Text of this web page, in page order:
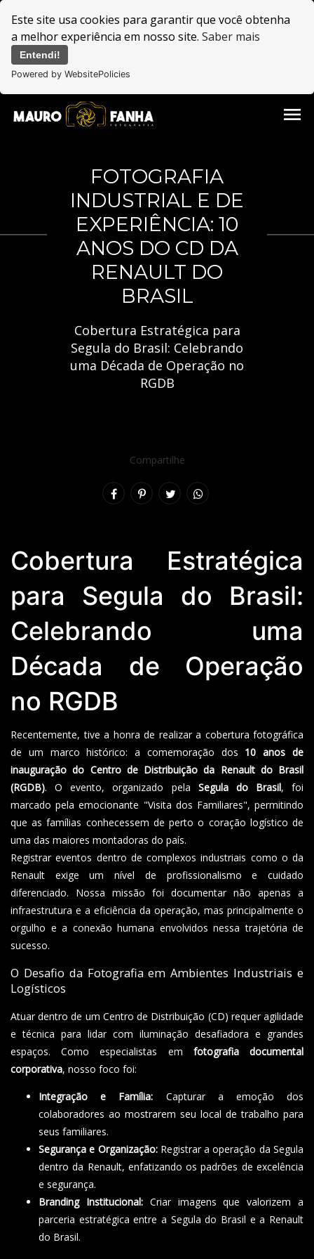
Este site usa cookies para garantir que você obtenha
a melhor experiência em nosso site. Saber mais
Entendi!
Powered by WebsitePolicies
menu
FOTOGRAFIA
INDUSTRIAL E DE
EXPERIÊNCIA: 10
ANOS DO CD DA
RENAULT DO
BRASIL
Cobertura Estratégica para
Segula do Brasil: Celebrando
uma Década de Operação no
RGDB
Compartilhe
Cobertura Estratégica
para Segula do Brasil:
Celebrando uma
Década de Operação
no RGDB
Recentemente, tive a honra de realizar a cobertura fotográfica
de um marco histórico: a comemoração dos 10 anos de
inauguração do Centro de Distribuição da Renault do Brasil
(RGDB). O evento, organizado pela Segula do Brasil, foi
marcado pela emocionante "Visita dos Familiares", permitindo
que as famílias conhecessem de perto o coração logístico de
uma das maiores montadoras do país.
Registrar eventos dentro de complexos industriais como o da
Renault exige um nível de profissionalismo e cuidado
diferenciado. Nossa missão foi documentar não apenas a
infraestrutura e a eficiência da operação, mas principalmente o
orgulho e a conexão humana envolvidos nessa trajetória de
sucesso.
O Desafio da Fotografia em Ambientes Industriais e
Logísticos
Atuar dentro de um Centro de Distribuição (CD) requer agilidade
e técnica para lidar com iluminação desafiadora e grandes
espaços. Como especialistas em fotografia documental
corporativa, nosso foco foi:
Integração e Família: Capturar a emoção dos
colaboradores ao mostrarem seu local de trabalho para
seus familiares.
Segurança e Organização:Registrar a operação da Segula
dentro da Renault, enfatizando os padrões de excelência
e segurança.
Branding Institucional:Criar imagens que valorizem a
parceria estratégica entre a Segula do Brasil e a Renault
do Brasil.